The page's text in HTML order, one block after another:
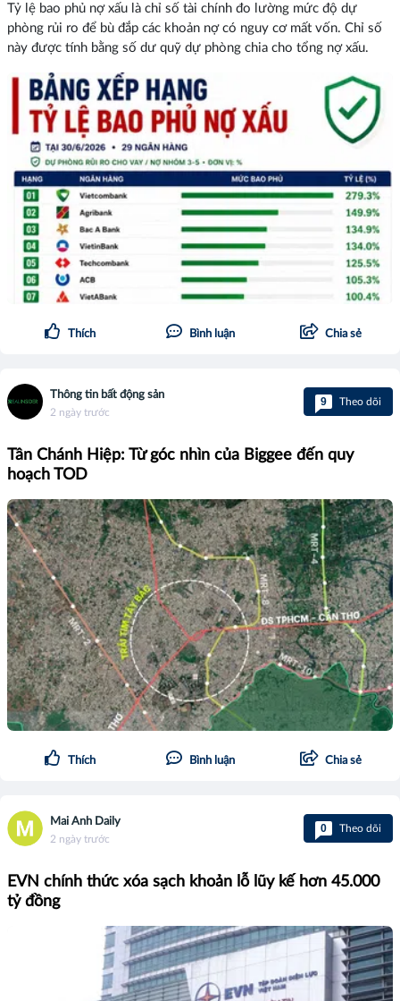
Tỷ lệ bao phủ nợ xấu là chỉ số tài chính đo lường mức độ dự
phòng rủi ro để bù đắp các khoản nợ có nguy cơ mất vốn. Chỉ số
này được tính bằng số dư quỹ dự phòng chia cho tổng nợ xấu.
Thích Bình luận Chia sẻ
Thông tin bất động sản
2 ngày trước
9 Theo dõi
Tân Chánh Hiệp: Từ góc nhìn của Biggee đến quy
hoạch TOD
Thích Bình luận Chia sẻ
Mai Anh Daily
2 ngày trước
0 Theo dõi
EVN chính thức xóa sạch khoản lỗ lũy kế hơn 45.000
tỷ đồng